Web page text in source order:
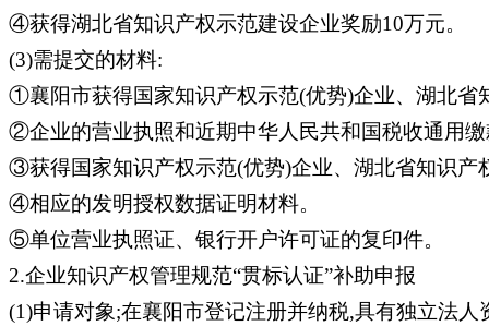
④获得湖北省知识产权示范建设企业奖励10万元。
(3)需提交的材料:
①襄阳市获得国家知识产权示范(优势)企业、湖北省
②企业的营业执照和近期中华人民共和国税收通用
③获得国家知识产权示范(优势)企业、湖北省知识产
④相应的发明授权数据证明材料。
⑤单位营业执照证、银行开户许可证的复印件。
2.企业知识产权管理规范“贯标认证”补助申报
(1)申请对象;在襄阳市登记注册并纳税,具有独立法人